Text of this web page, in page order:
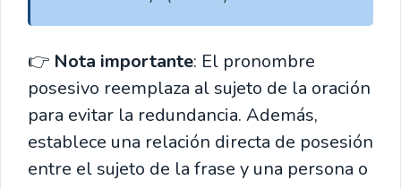
👉 Nota importante: El pronombre
posesivo reemplaza al sujeto de la oración
para evitar la redundancia. Además,
establece una relación directa de posesión
entre el sujeto de la frase y una persona o